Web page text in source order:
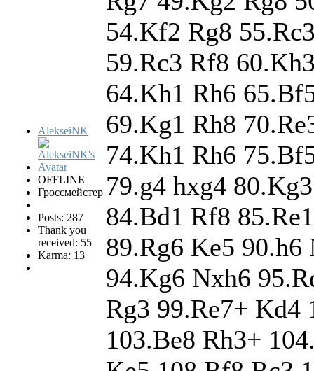
AlekseiNK
OFFLINE
Гроссмейстер
Posts: 287
Thank you
received: 55
Karma: 13
54.Kf2 Rg8
59.Rc3 Rf8
64.Kh1 Rh6
69.Kg1 Rh8
74.Kh1 Rh6
79.g4 hxg4
84.Bd1 Rf8
89.Rg6 Ke5
94.Kg6 Nxh6
Rg3 99.Re7+ Kd4
103.Be8 Rh3+